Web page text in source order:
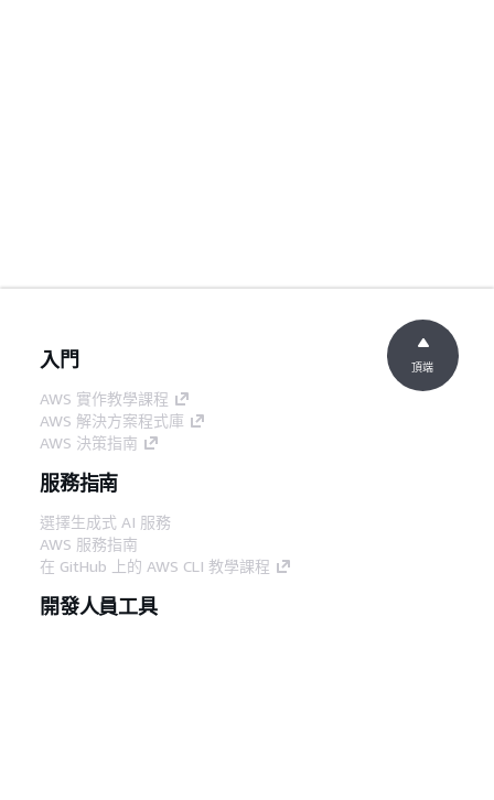
入門
AWS 實作教學課程
AWS 解決方案程式庫
AWS 決策指南
服務指南
選擇生成式 AI 服務
AWS 服務指南
在 GitHub 上的 AWS CLI 教學課程
開發人員工具
頂端